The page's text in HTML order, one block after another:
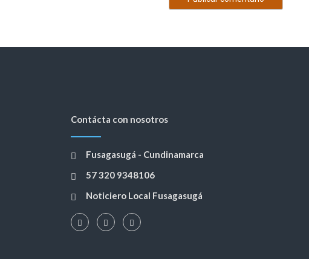
Contácta con nosotros
Fusagasugá - Cundinamarca
57 320 9348106
Noticiero Local Fusagasugá